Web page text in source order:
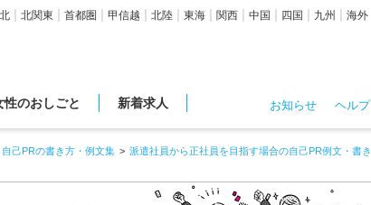
北関東 首都圏 甲信越 北陸 東海 関西 中国 四国 九州 海外
性のおしごと 新着求人 お知らせ ヘルプ
自己PRの書き方・例文集
派遣社員から正社員を目指す場合の自己PR例文・書き